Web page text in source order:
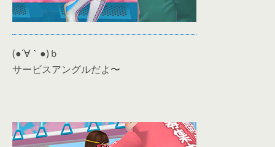
(●´∀｀●)ｂ
サービスアングルだよ〜